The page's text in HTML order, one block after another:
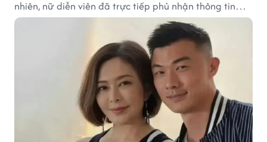
nhiên, nữ diễn viên đã trực tiếp phủ nhận thông tin
này.